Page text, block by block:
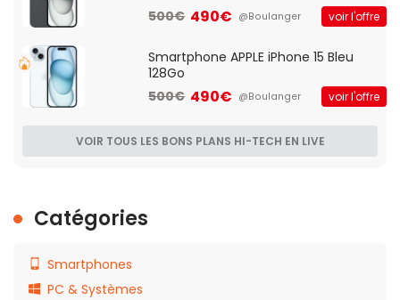
500€ 490€ @Boulanger voir l'offre
Smartphone APPLE iPhone 15 Bleu
128Go
500€ 490€ @Boulanger voir l'offre
VOIR TOUS LES BONS PLANS HI-TECH EN LIVE
Catégories
Smartphones
PC & Systèmes